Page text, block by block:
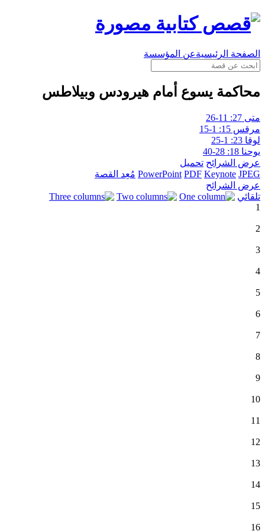
الصفحة الرئيسيةعن المؤسسة
محاكمة يسوع أمام هيرودس وبيلاطس
متى 27: 11-26
مرقس 15: 1-15
لوقا 23: 1-25
يوحنا 18: 28-40
عرض الشرائح تحميل
PowerPoint PDF Keynote JPEG
مُعِد القصة
عرض الشرائح
تلقائي
1
2
3
4
5
6
7
8
9
10
11
12
13
14
15
16